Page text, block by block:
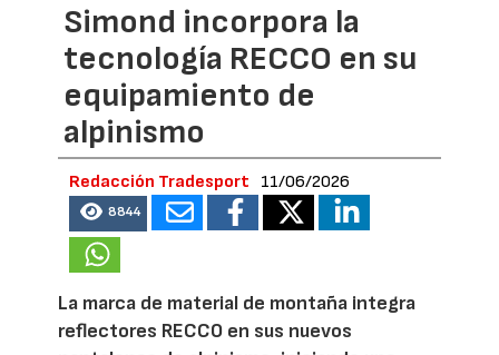
Simond incorpora la
tecnología RECCO en su
equipamiento de
alpinismo
Redacción Tradesport 11/06/2026
8844
La marca de material de montaña integra
reflectores RECCO en sus nuevos